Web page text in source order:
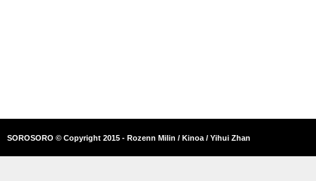
SOROSORO © Copyright 2015 - Rozenn Milin / Kinoa / Yihui Zhan